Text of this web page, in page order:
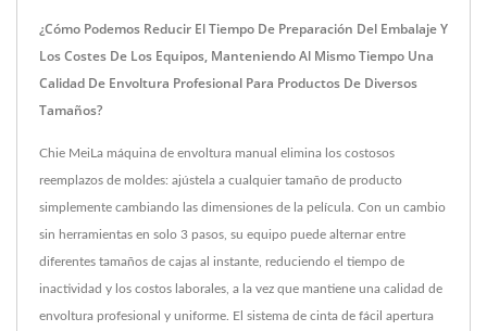
¿Cómo Podemos Reducir El Tiempo De Preparación Del Embalaje Y
Los Costes De Los Equipos, Manteniendo Al Mismo Tiempo Una
Calidad De Envoltura Profesional Para Productos De Diversos
Tamaños?
Chie MeiLa máquina de envoltura manual elimina los costosos
reemplazos de moldes: ajústela a cualquier tamaño de producto
simplemente cambiando las dimensiones de la película. Con un cambio
sin herramientas en solo 3 pasos, su equipo puede alternar entre
diferentes tamaños de cajas al instante, reduciendo el tiempo de
inactividad y los costos laborales, a la vez que mantiene una calidad de
envoltura profesional y uniforme. El sistema de cinta de fácil apertura